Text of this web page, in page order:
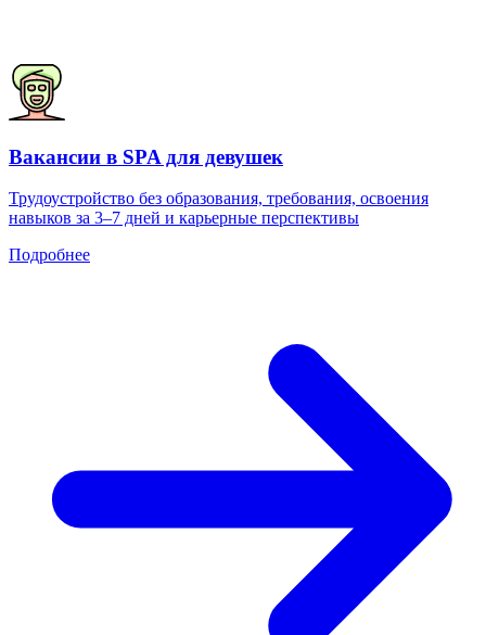
Вакансии в SPA для девушек
Трудоустройство без образования, требования, освоения
навыков за 3–7 дней и карьерные перспективы
Подробнее